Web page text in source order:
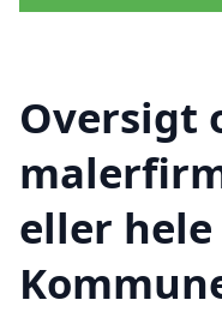
Oversigt
eller